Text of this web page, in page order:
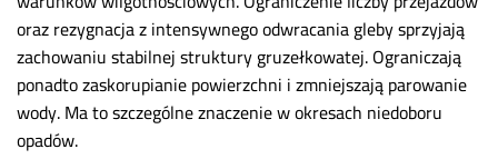
oraz rezygnacja z intensywnego odwracania gleby sprzyjają
zachowaniu stabilnej struktury gruzełkowatej. Ograniczają
ponadto zaskorupianie powierzchni i zmniejszają parowanie
wody. Ma to szczególne znaczenie w okresach niedoboru
opadów.